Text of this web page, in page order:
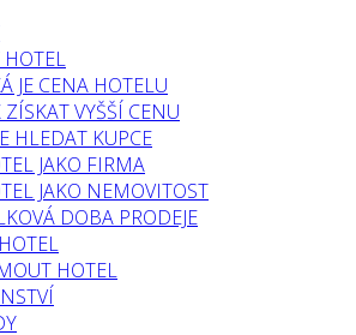
HOTEL
JE CENA HOTELU
ZÍSKAT VYŠŠÍ CENU
HLEDAT KUPCE
JAKO FIRMA
JAKO NEMOVITOST
DOBA PRODEJE
HOTEL